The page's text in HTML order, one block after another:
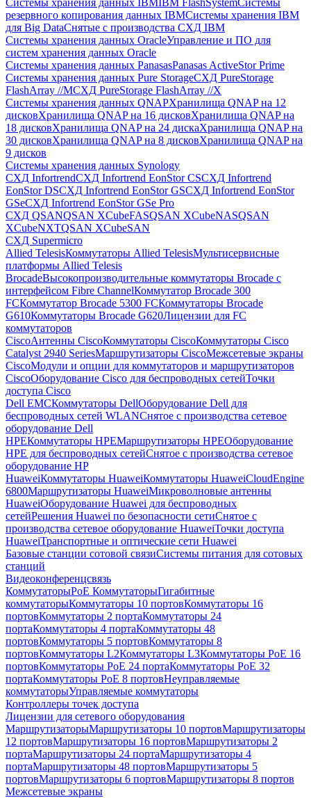
резервного копирования данных IBMСистемы хранения IBM
для Big DataСнятые с производства СХД IBM
Системы хранения данных OracleУправление и ПО для
систем хранения данных Oracle
Системы хранения данных PanasasPanasas ActiveStor Prime
Системы хранения данных Pure StorageСХД PureStorage
FlashArray //MСХД PureStorage FlashArray //X
Системы хранения данных QNAPХранилища QNAP на 12
дисковХранилища QNAP на 16 дисковХранилища QNAP на
18 дисковХранилища QNAP на 24 дискаХранилища QNAP на
30 дисковХранилища QNAP на 8 дисковХранилища QNAP на
9 дисков
Системы хранения данных Synology
СХД InfortrendСХД Infortrend EonStor CSСХД Infortrend
EonStor DSСХД Infortrend EonStor GSСХД Infortrend EonStor
GSeСХД Infortrend EonStor GSe Pro
СХД QSANQSAN XCubeFASQSAN XCubeNASQSAN
XCubeNXTQSAN XCubeSAN
СХД Supermicro
Allied TelesisКоммутаторы Allied TelesisМультисервисные
платформы Allied Telesis
BrocadeВысокопроизводительные коммутаторы Brocade с
интерфейсом Fibre ChannelКоммутатор Brocade 300
FCКоммутатор Brocade 5300 FCКоммутаторы Brocade
G610Коммутаторы Brocade G620Лицензии для FC
коммутаторов
CiscoАнтенны CiscoКоммутаторы CiscoКоммутаторы Cisco
Catalyst 2940 SeriesМаршрутизаторы CiscoМежсетевые экраны
CiscoМодули и опции для коммутаторов и маршрутизаторов
CiscoОборудование Cisco для беспроводных сетейТочки
доступа Cisco
Dell EMCКоммутаторы DellОборудование Dell для
беспроводных сетей WLANСнятое с производства сетевое
оборудование Dell
HPEКоммутаторы HPEМаршрутизаторы HPEОборудование
HPE для беспроводных сетейСнятое с производства сетевое
оборудование HP
HuaweiКоммутаторы HuaweiКоммутаторы HuaweiCloudEngine
6800Маршрутизаторы HuaweiМикроволновые антенны
HuaweiОборудование Huawei для беспроводных
сетейРешения Huawei по безопасности сетиСнятое с
производства сетевое оборудование HuaweiТочки доступа
HuaweiТранспортные и оптические сети Huawei
Базовые станции сотовой связиСистемы питания для сотовых
станций
Видеоконференцсвязь
КоммутаторыPoE КоммутаторыГигабитные
коммутаторыКоммутаторы 10 портовКоммутаторы 16
портовКоммутаторы 2 портаКоммутаторы 24
портаКоммутаторы 4 портаКоммутаторы 48
портовКоммутаторы 5 портовКоммутаторы 8
портовКоммутаторы L2Коммутаторы L3Коммутаторы PoE 16
портовКоммутаторы PoE 24 портаКоммутаторы PoE 32
портаКоммутаторы PoE 8 портовНеуправляемые
коммутаторыУправляемые коммутаторы
Контроллеры точек доступа
Лицензии для сетевого оборудования
МаршрутизаторыМаршрутизаторы 10 портовМаршрутизаторы
12 портовМаршрутизаторы 16 портовМаршрутизаторы 2
портаМаршрутизаторы 24 портаМаршрутизаторы 4
портаМаршрутизаторы 48 портовМаршрутизаторы 5
портовМаршрутизаторы 6 портовМаршрутизаторы 8 портов
Межсетевые экраны